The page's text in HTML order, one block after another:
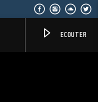
ECOUTER